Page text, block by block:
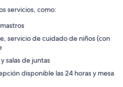
servicios, como:
servicio de cuidado de niños (con
salas de juntas
disponible las 24 horas y mesa